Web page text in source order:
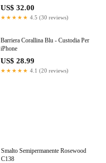
US$ 32.00
★★★★★ 4.5 (30 reviews)
Barriera Corallina Blu - Custodia Per
iPhone
US$ 28.99
★★★★★ 4.1 (20 reviews)
Smalto Semipermanente Rosewood
C138